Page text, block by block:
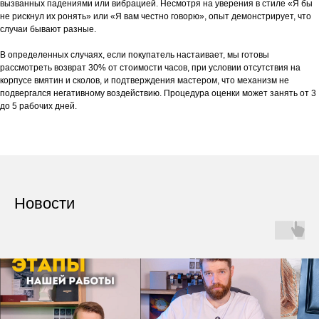
вызванных падениями или вибрацией. Несмотря на уверения в стиле «Я бы
не рискнул их ронять» или «Я вам честно говорю», опыт демонстрирует, что
случаи бывают разные.
В определенных случаях, если покупатель настаивает, мы готовы
рассмотреть возврат 30% от стоимости часов, при условии отсутствия на
корпусе вмятин и сколов, и подтверждения мастером, что механизм не
подвергался негативному воздействию. Процедура оценки может занять от 3
до 5 рабочих дней.
Новости